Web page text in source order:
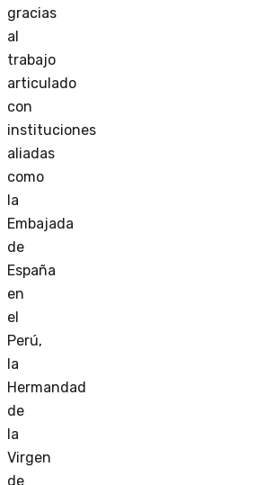
gracias
al
trabajo
articulado
con
instituciones
aliadas
como
la
Embajada
de
España
en
el
Perú,
la
Hermandad
de
la
Virgen
de